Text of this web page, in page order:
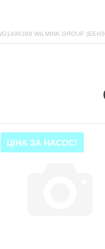
WILMINK GROUP
ЦІНА ЗА НАСОС!